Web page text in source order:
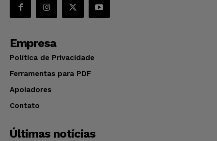
Empresa
Política de Privacidade
Ferramentas para PDF
Apoiadores
Contato
Últimas notícias